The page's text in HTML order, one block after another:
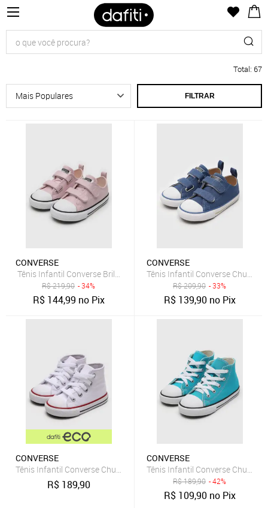
Total: 67
FILTRAR
CONVERSE
Tênis Infantil Converse Brilhante Fita Dupla Aderente Rosa
R$219,90 - 34%
R$ 144,99 no Pix
CONVERSE
Tênis Infantil Converse Chuck
R$209,90 - 33%
R$ 139,90no Pix
CONVERSE
Tênis Infantil Converse Chuck Taylor All Star Branco
R$ 189,90
CONVERSE
Tênis Infantil Converse Chuck
R$189,90 - 42%
R$ 109,90no Pix